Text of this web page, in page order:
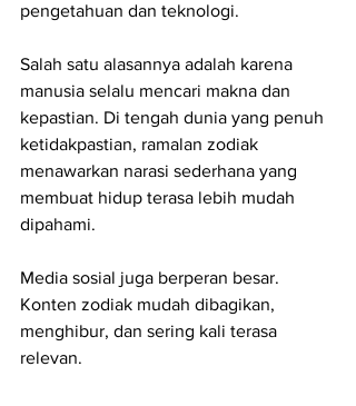
pengetahuan dan teknologi.
Salah satu alasannya adalah karena
manusia selalu mencari makna dan
kepastian. Di tengah dunia yang penuh
ketidakpastian, ramalan zodiak
menawarkan narasi sederhana yang
membuat hidup terasa lebih mudah
dipahami.
Media sosial juga berperan besar.
Konten zodiak mudah dibagikan,
menghibur, dan sering kali terasa
relevan.